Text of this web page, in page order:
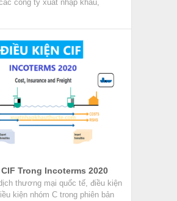
công ty xuất nhập khẩu,
Trong Incoterms 2020
thương mại quốc tế, điều kiện
kiện nhóm C trong phiên bản